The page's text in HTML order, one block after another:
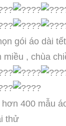
gói áo dài
miều , chùa
400 mẫu
thử